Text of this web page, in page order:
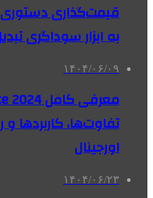
قیمت‌گذاری
به ابزار سوداگری
۱۴۰۴/۰۶/۰۹
تفاوت‌ها، کاربردها
اورجینال
۱۴۰۴/۰۶/۲۳